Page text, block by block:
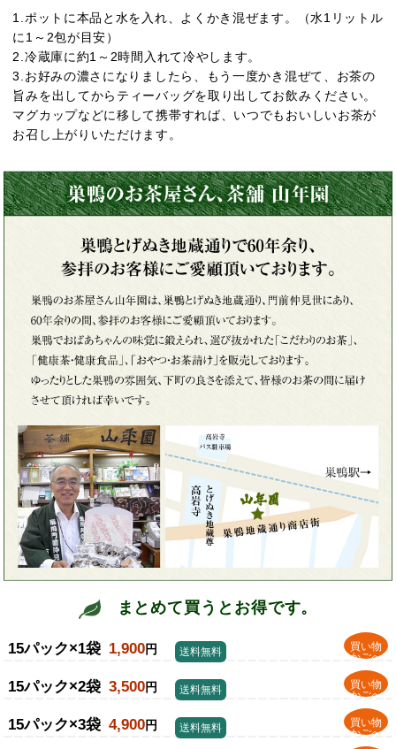
1.ポットに本品と水を入れ、よくかき混ぜます。（水1リットル
に1～2包が目安）
2.冷蔵庫に約1～2時間入れて冷やします。
3.お好みの濃さになりましたら、もう一度かき混ぜて、お茶の
旨みを出してからティーバッグを取り出してお飲みください。
マグカップなどに移して携帯すれば、いつでもおいしいお茶が
お召し上がりいただけます。
まとめて買うとお得です。
15パック×1袋 1,900円
買い物
かごへ
送料無料
15パック×2袋 3,500円
買い物
かごへ
送料無料
15パック×3袋 4,900円
買い物
かごへ
送料無料